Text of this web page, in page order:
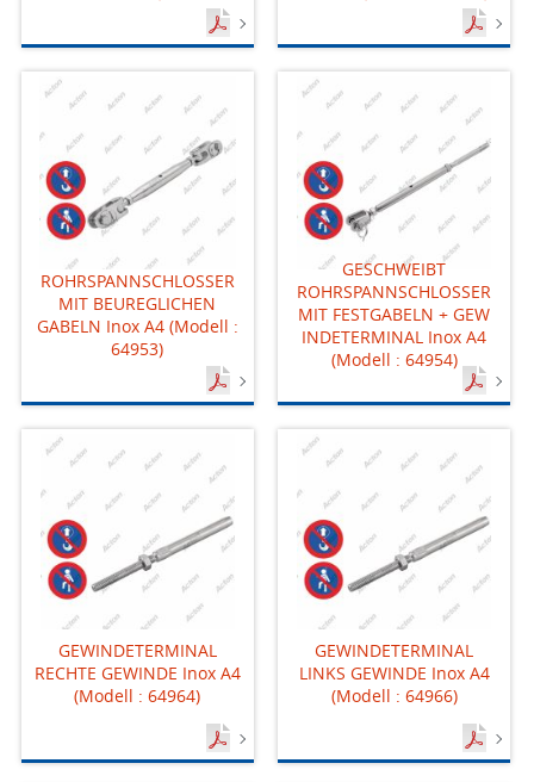
ROHRSPANNSCHLOSSER
MIT BEUREGLICHEN
GABELN Inox A4 (Modell :
64953)
GESCHWEIBT
ROHRSPANNSCHLOSSER
MIT FESTGABELN + GEW
INDETERMINAL Inox A4
(Modell : 64954)
GEWINDETERMINAL
RECHTE GEWINDE Inox A4
(Modell : 64964)
GEWINDETERMINAL
LINKS GEWINDE Inox A4
(Modell : 64966)